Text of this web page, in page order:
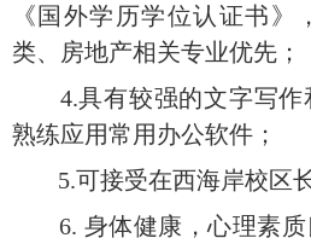
《国外学历学位认证书
类、房地产相关专业优先；
4.具有较强的文字写
熟练应用常用办公软件；
5.可接受在西海岸校区
6. 身体健康，心理素